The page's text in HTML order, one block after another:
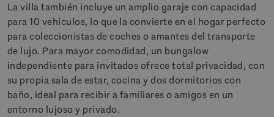
La villa también incluye un amplio garaje con capacidad
para 10 vehículos, lo que la convierte en el hogar perfecto
para coleccionistas de coches o amantes del transporte
de lujo. Para mayor comodidad, un bungalow
independiente para invitados ofrece total privacidad, con
su propia sala de estar, cocina y dos dormitorios con
baño, ideal para recibir a familiares o amigos en un
entorno lujoso y privado.